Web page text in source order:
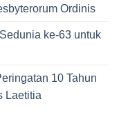
Ordinis
ke-63 untuk
10 Tahun
Laetitia